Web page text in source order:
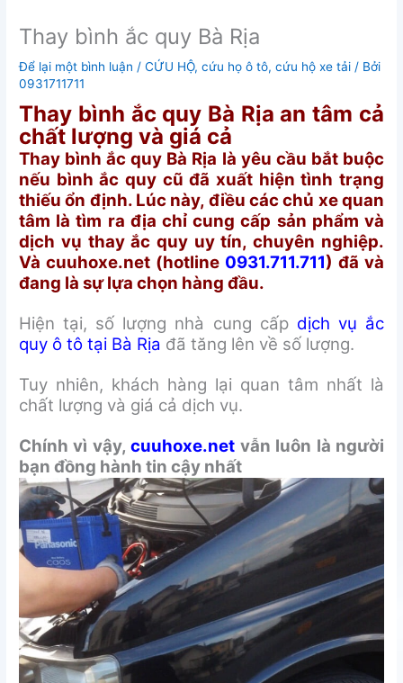
Thay bình ắc quy Bà Rịa
Để lại một bình luận /CỨU HỘ,cứu họ ô tô,cứu hộ xe tải / Bởi
0931711711
Thay bình ắc quy Bà Rịa an tâm cả
chất lượng và giá cả
Thay bình ắc quy Bà Rịa là yêu cầu bắt buộc
nếu bình ắc quy cũ đã xuất hiện tình trạng
thiếu ổn định. Lúc này, điều các chủ xe quan
tâm là tìm ra địa chỉ cung cấp sản phẩm và
dịch vụ thay ắc quy uy tín, chuyên nghiệp.
Và cuuhoxe.net (hotline 0931.711.711) đã và
đang là sự lựa chọn hàng đầu.
Hiện tại, số lượng nhà cung cấp dịch vụ ắc
quy ô tô tại Bà Rịa đã tăng lên về số lượng.
Tuy nhiên, khách hàng lại quan tâm nhất là
chất lượng và giá cả dịch vụ.
Chính vì vậy,cuuhoxe.net vẫn luôn là người
bạn đồng hành tin cậy nhất